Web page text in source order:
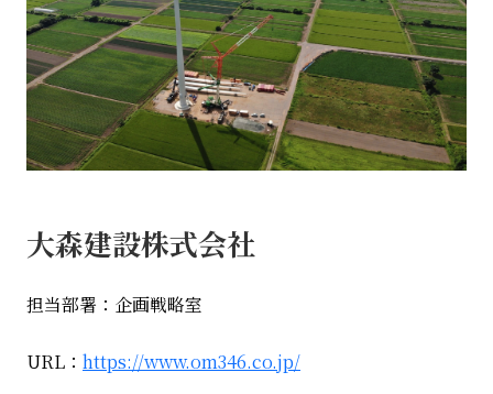
大森建設株式会社
担当部署：企画戦略室
URL： https://www.om346.co.jp/